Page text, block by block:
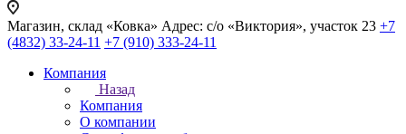
Магазин, склад «Ковка» Адрес: с/о «Виктория», участок 23 +7
(4832) 33-24-11 +7 (910) 333-24-11
Компания
Назад
Компания
О компании